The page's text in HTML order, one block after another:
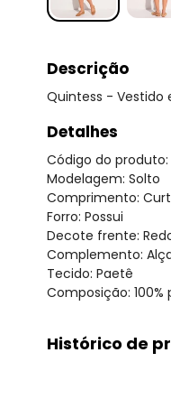
Descrição
Quintess - Vestido
Detalhes
Código do produto:
Modelagem: Solto
Comprimento:
Forro: Possui
Decote frente:
Complemento:
Tecido: Paetê
Composição: 100%
Histórico de